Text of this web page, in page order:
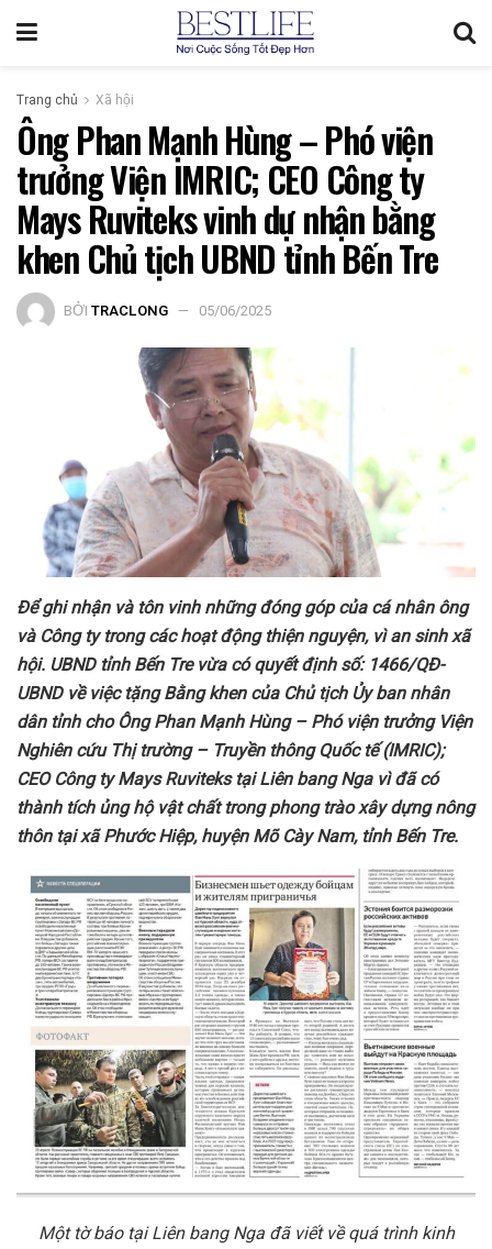
Trang chủ Xã hội
Ông Phan Mạnh Hùng – Phó viện
trưởng Viện IMRIC; CEO Công ty
Mays Ruviteks vinh dự nhận bằng
khen Chủ tịch UBND tỉnh Bến Tre
BỞI TRACLONG 05/06/2025
Để ghi nhận và tôn vinh những đóng góp của cá nhân ông
và Công ty trong các hoạt động thiện nguyện, vì an sinh xã
hội. UBND tỉnh Bến Tre vừa có quyết định số: 1466/QĐ-
UBND về việc tặng Bằng khen của Chủ tịch Ủy ban nhân
dân tỉnh cho ÔngPhan Mạnh Hùng – Phó viện trưởng Viện
Nghiên cứu Thị trường – Truyền thông Quốc tế (IMRIC);
CEO Công ty Mays Ruviteks tại Liên bang Nga vìđã có
thành tích ủng hộ vật chất trong phong trào xây dựng nông
thôn tại xã Phước Hiệp, huyện Mõ Cày Nam, tỉnh Bến Tre.
Một tờ báo tại Liên bang Nga đã viết về quá trình kinh